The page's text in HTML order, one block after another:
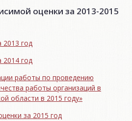
оценки за 2013-2015
2013 год
2014 год
работы по проведению
работы организаций в
области в 2015 году»
за 2015 год